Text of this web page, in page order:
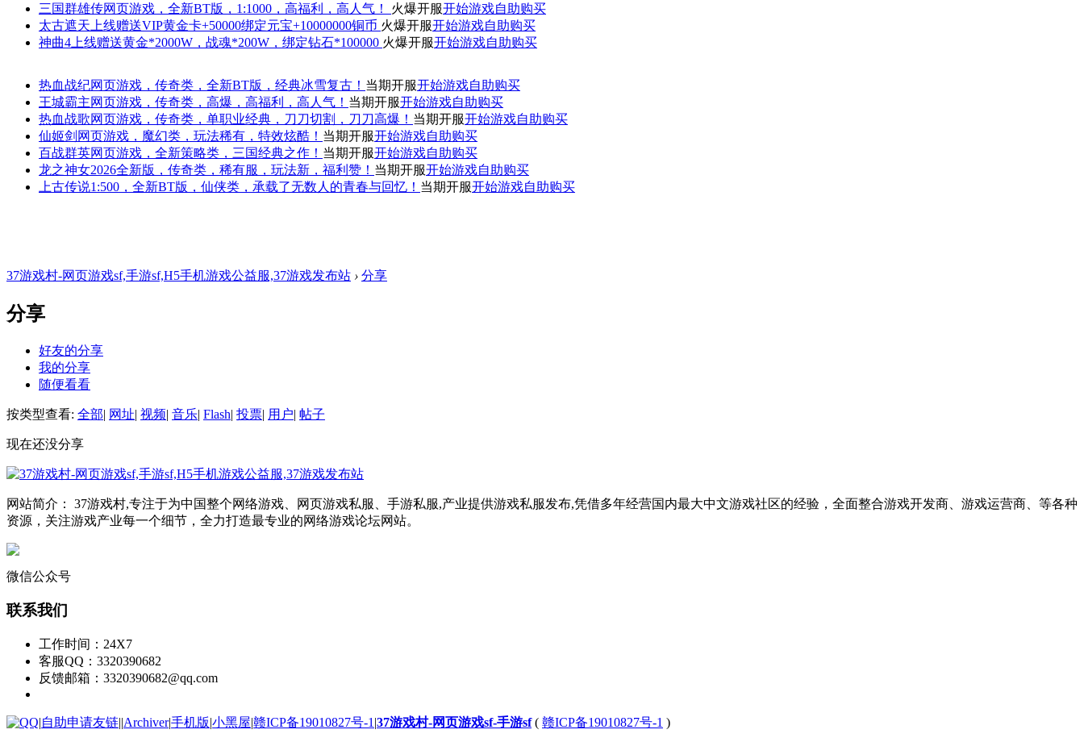
三国群雄传网页游戏，全新BT版，1:1000，高福利，高人气！ 火爆开服开始游戏自助购买
太古遮天 上线赠送VIP黄金卡+50000绑定元宝+10000000铜币 火爆开服开始游戏自助购买
神曲4 上线赠送黄金*2000W，战魂*200W，绑定钻石*100000 火爆开服开始游戏自助购买
热血战纪网页游戏，传奇类，全新BT版，经典冰雪复古！ 当期开服开始游戏自助购买
王城霸主网页游戏，传奇类，高爆，高福利，高人气！ 当期开服开始游戏自助购买
热血战歌网页游戏，传奇类，单职业经典，刀刀切割，刀刀高爆！ 当期开服开始游戏自助购买
仙姬剑 网页游戏，魔幻类，玩法稀有，特效炫酷！ 当期开服开始游戏自助购买
百战群英网页游戏，全新策略类，三国经典之作！ 当期开服开始游戏自助购买
龙之神女2026全新版，传奇类，稀有服，玩法新，福利赞！ 当期开服开始游戏自助购买
上古传说1:500，全新BT版，仙侠类，承载了无数人的青春与回忆！ 当期开服开始游戏自助购买
37游戏村-网页游戏sf,手游sf,H5手机游戏公益服,37游戏发布站 › 分享
分享
好友的分享
我的分享
随便看看
按类型查看: 全部| 网址| 视频| 音乐| Flash| 投票| 用户| 帖子
现在还没分享
网站简介： 37游戏村,专注于为中国整个网络游戏、网页游戏私服、手游私服,产业提供游戏私服发布,凭借多年经营国内最大中文游戏社区的经验，全面整合游戏开发商、游戏运营商、等各种
资源，关注游戏产业每一个细节，全力打造最专业的网络游戏论坛网站。
微信公众号
联系我们
工作时间：24X7
客服QQ：3320390682
反馈邮箱：3320390682@qq.com
|自助申请友链||Archiver|手机版|小黑屋|赣ICP备19010827号-1 |37游戏村-网页游戏sf-手游sf( 赣ICP备19010827号-1 )